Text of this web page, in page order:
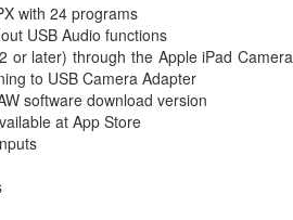
with 24 programs
USB Audio functions
or later) through the Apple iPad Camera
to USB Camera Adapter
software download version
at App Store